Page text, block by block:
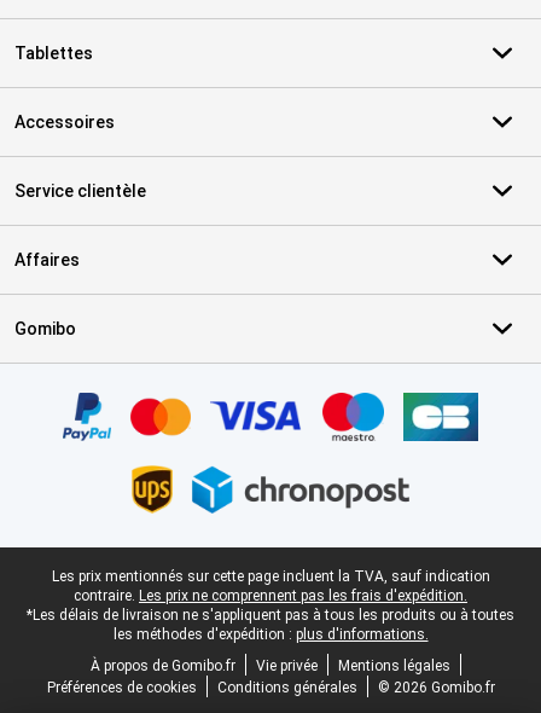
Tablettes
Accessoires
Service clientèle
Affaires
Gomibo
Pied-de-page légal
Les prix mentionnés sur cette page incluent la TVA, sauf indication
contraire. Les prix ne comprennent pas les frais d'expédition.
*Les délais de livraison ne s'appliquent pas à tous les produits ou à toutes
les méthodes d'expédition : plus d'informations.
À propos de Gomibo.fr
Vie privée
Mentions légales
Préférences de cookies
Conditions générales © 2026 Gomibo.fr